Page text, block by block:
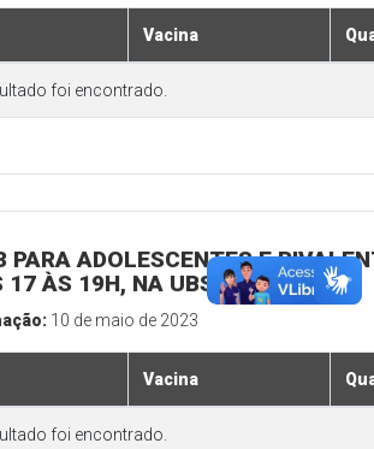
Vacina
foi encontrado.
PARA ADOLESCENTES E
17 ÀS 19H, NA UBS SEDE
10 de maio de 2023
Vacina
foi encontrado.